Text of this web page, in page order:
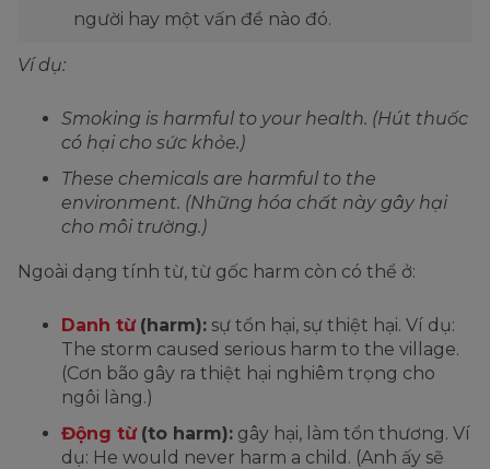
người hay một vấn đề nào đó.
Ví dụ:
Smoking is harmful to your health. (Hút thuốc
có hại cho sức khỏe.)
These chemicals are harmful to the
environment. (Những hóa chất này gây hại
cho môi trường.)
Ngoài dạng tính từ, từ gốc harm còn có thể ở:
Danh từ (harm): sự tổn hại, sự thiệt hại. Ví dụ:
The storm caused serious harm to the village.
(Cơn bão gây ra thiệt hại nghiêm trọng cho
ngôi làng.)
Động từ (to harm): gây hại, làm tổn thương. Ví
dụ: He would never harm a child. (Anh ấy sẽ